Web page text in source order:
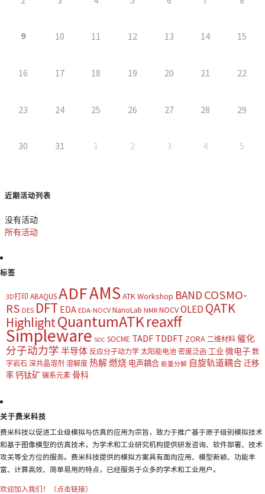
9 10 11 12 13 14 15
16 17 18 19 20 21 22
23 24 25 26 27 28 29
30 31 1 2 3 4 5
近期活动列表
没有活动
所有活动
标签
3D打印 ABAQUSADFAMS ATK Workshop BAND COSMO-
RS DES DFT EDA EDA-NOCV NanoLab NMR NOCVOLED QATK
HighlightQuantumATKreaxff
Simpleware SOC SOCME TADF TDDFT ZORA 二维材料 催化
分子动力学 半导体 反应分子动力学 太阳能电池 密度泛函 工业 微电子 数
字岩石 深共晶溶剂 溶解度 热解燃烧 电声耦合 能量分解 自旋轨道耦合迁移
率钙钛矿 镧系元素 骨科
关于费米科技
费米科技以促进工业级模拟与仿真的应用为宗旨，致力于推广基于原子级别模拟技术
和基于图像模型的仿真技术，为学术和工业研究机构提供研发咨询、软件部署、技术
攻关等全方位的服务。费米科技提供的模拟方案具有面向应用、模型新颖、功能丰
富、计算高效、简单易用的特点，已经服务于众多的学术和工业用户。
欢迎加入我们！（点击链接）